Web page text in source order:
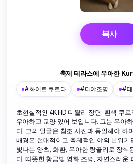
복사
축제 테라스에 우아한
#화이트 쿠르타 #디야조명 #테
초현실적인 4K HD 디왈리 장면: 흰색 쿠
우아하고 교양 있어 보입니다. 그는 우아
다. 그의 얼굴은 참조 사진과 동일해야 하
배경은 현대적이고 축제적인 야외 분위기
빛나는 양초, 화환, 우아한 랑골리로 장식
다. 따뜻한 황금빛 영화 조명, 자연스러운